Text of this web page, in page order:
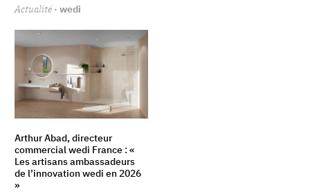
Actualité · wedi
Arthur Abad, directeur
commercial wedi France : «
Les artisans ambassadeurs
de l’innovation wedi en 2026
»